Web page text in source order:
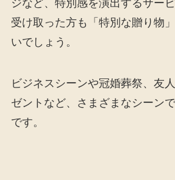
ジなど、特別感を演出するサー
受け取った方も「特別な贈り物
いでしょう。
ビジネスシーンや冠婚葬祭、友
ゼントなど、さまざまなシーン
です。